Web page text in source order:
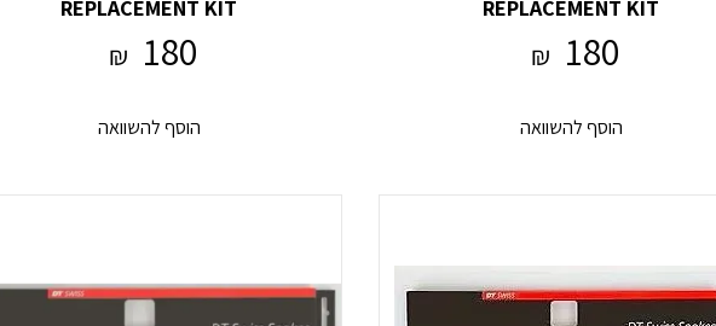
REPLACEMENT KIT
180
₪
הוסף להשוואה
REPLACEMENT KIT
180
₪
הוסף להשוואה